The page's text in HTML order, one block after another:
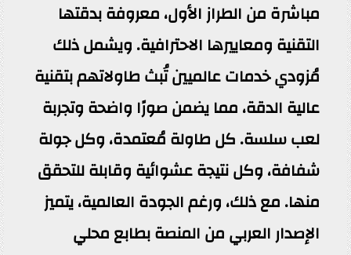
مباشرة من الطراز الأول، معروفة بدقتها
التقنية ومعاييرها الاحترافية. ويشمل ذلك
مُزودي خدمات عالميين تُبث طاولاتهم بتقنية
عالية الدقة، مما يضمن صورًا واضحة وتجربة
لعب سلسة. كل طاولة مُعتمدة، وكل جولة
شفافة، وكل نتيجة عشوائية وقابلة للتحقق
منها. مع ذلك، ورغم الجودة العالمية، يتميز
الإصدار العربي من المنصة بطابع محلي